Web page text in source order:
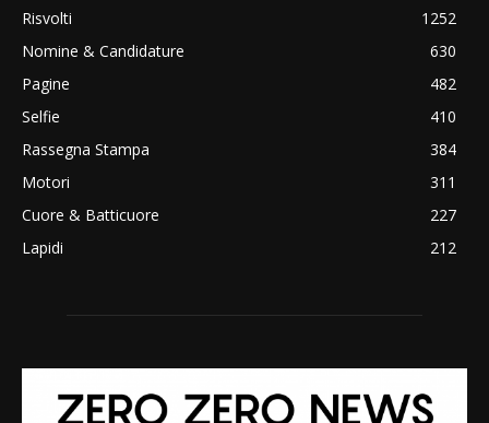
Risvolti
1252
Nomine & Candidature
630
Pagine
482
Selfie
410
Rassegna Stampa
384
Motori
311
Cuore & Batticuore
227
Lapidi
212